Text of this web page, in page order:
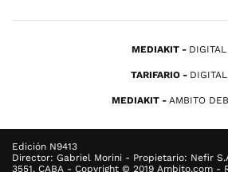
MEDIAKIT DIGITAL
TARIFARIO DIGITAL
MEDIAKIT AMBITO
Edición N9413
Director: Gabriel Morini - Propietario: Nefir
3551, CABA - Copyright © 2019 Ambito.com -